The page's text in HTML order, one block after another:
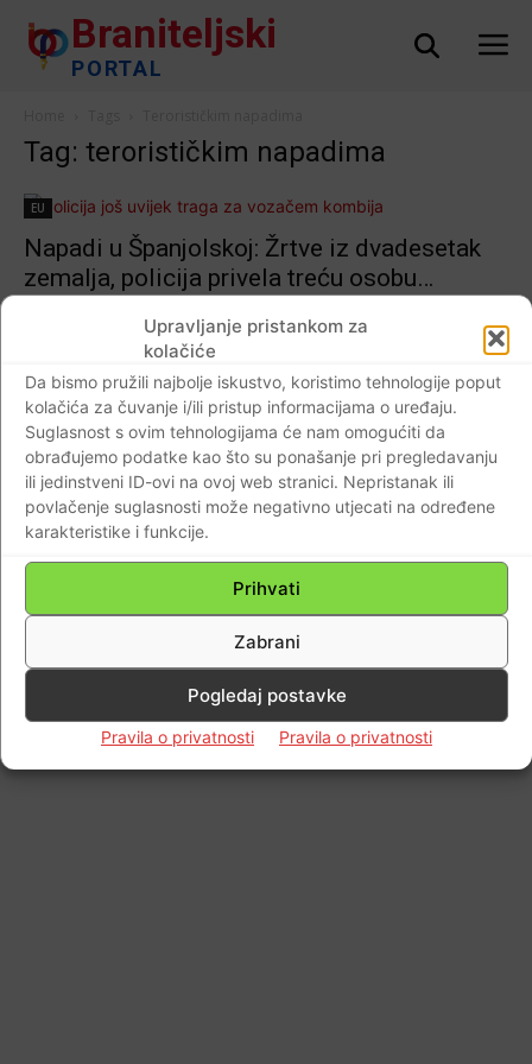
Upravljanje pristankom za
kolačiće
Da bismo pružili najbolje iskustvo, koristimo tehnologije poput
kolačića za čuvanje i/ili pristup informacijama o uređaju.
Suglasnost s ovim tehnologijama će nam omogućiti da
obrađujemo podatke kao što su ponašanje pri pregledavanju
ili jedinstveni ID-ovi na ovoj web stranici. Nepristanak ili
povlačenje suglasnosti može negativno utjecati na određene
karakteristike i funkcije.
Prihvati
Zabrani
Pogledaj postavke
Pravila o privatnosti Pravila o privatnosti
Braniteljski
PORTAL
Tag: terorističkim napadima
EU
Napadi u Španjolskoj: Žrtve iz dvadesetak
zemalja, policija privela treću osobu…
Impressum Kontaktirajte nas Pravila o privatnosti
© Newspaper WordPress Theme by TagDiv